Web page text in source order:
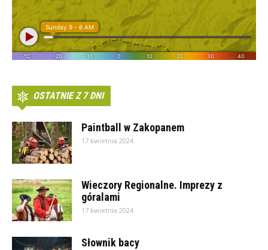
OSTATNIE Z 7 DNI
Paintball w Zakopanem
17 kwietnia 2024
Wieczory Regionalne. Imprezy z
góralami
17 kwietnia 2024
Słownik bacy